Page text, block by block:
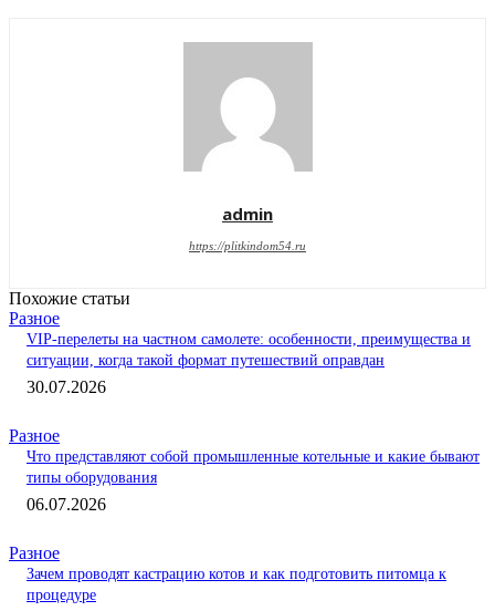
admin
https://plitkindom54.ru
Похожие статьи
Разное
VIP-перелеты на частном самолете: особенности, преимущества и
ситуации, когда такой формат путешествий оправдан
30.07.2026
Разное
Что представляют собой промышленные котельные и какие бывают
типы оборудования
06.07.2026
Разное
Зачем проводят кастрацию котов и как подготовить питомца к
процедуре